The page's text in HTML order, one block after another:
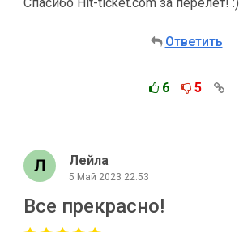
Ответить
6 5
Лейла
5 Май 2023 22:53
Все прекрасно!